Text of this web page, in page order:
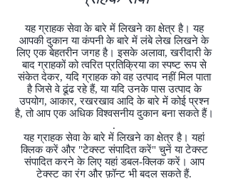
यह ग्राहक सेवा के बारे में लिखने का क्षेत्र है। यह
आपकी दुकान या कंपनी के बारे में लंबे लेख लिखने के
लिए एक बेहतरीन जगह है। इसके अलावा, खरीदारी के
बाद ग्राहकों को त्वरित प्रतिक्रिया का स्पष्ट रूप से
संकेत देकर, यदि ग्राहक को वह उत्पाद नहीं मिल पाता
है जिसे वे ढूंढ रहे हैं, या यदि उनके पास उत्पाद के
उपयोग, आकार, रखरखाव आदि के बारे में कोई प्रश्न
है, तो आप एक अधिक विश्वसनीय दुकान बना सकते हैं।
.
यह ग्राहक सेवा के बारे में लिखने का क्षेत्र है। यहां
क्लिक करें और "टेक्स्ट संपादित करें" चुनें या टेक्स्ट
संपादित करने के लिए यहां डबल-क्लिक करें। आप
टेक्स्ट का रंग और फ़ॉन्ट भी बदल सकते हैं.